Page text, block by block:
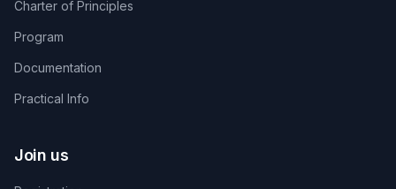
Charter of Principles
Program
Documentation
Practical Info
Join us